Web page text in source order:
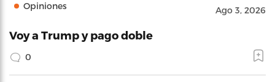
Opiniones Ago 3, 2026
Voy a Trump y pago doble
0